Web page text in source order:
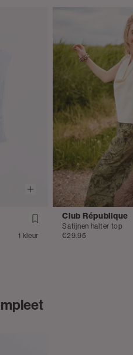
1 kleur
Club République
Satijnen halter top
€29.95